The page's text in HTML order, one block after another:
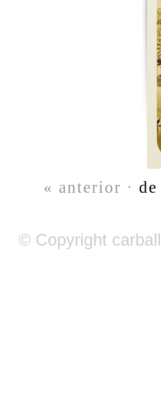
« anterior ·
© Copyright